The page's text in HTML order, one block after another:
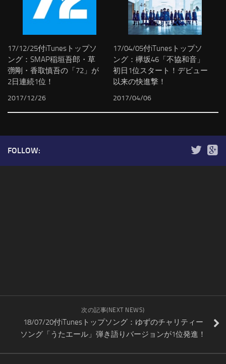
17/12/25付iTunesトップソ
ング：SMAP稲垣吾郎・草
彅剛・香取慎吾の「72」が
2日連続1位！
2017/12/26
17/04/05付iTunesトップソ
ング：欅坂46「不協和音」
初日1位スタート！デビュー
以来の快進撃！
2017/04/06
FOLLOW:
次の記事(NEXT NEWS)
18/07/20付iTunesトップソング：ゆずのチャリティー
ソング「うたエール」弾き語りバージョンが1位発進！